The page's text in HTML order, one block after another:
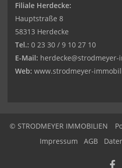
Filiale Herdecke:
Hauptstraße 8
58313 Herdecke
Tel.: 0 23 30 / 9 10 27 10
E-Mail:
Web: www.strodmeyer-
© STRODMEYER IMMOBILIEN
Impressum
AGB